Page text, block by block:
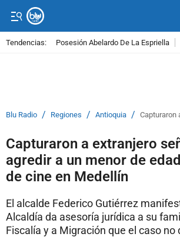
Tendencias: Posesión Abelardo De La Espriella
Blu Radio / Regiones / Antioquia / Capturaron
Capturaron a extranjero
agredir a un menor de
de cine en Medellín
El alcalde Federico Gutiérrez
Alcaldía da asesoría jurídica a su
Fiscalía y a Migración que el caso no